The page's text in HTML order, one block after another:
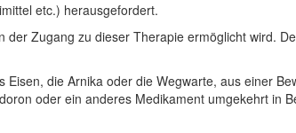
etc.) herausgefordert.
Zugang zu dieser Therapie ermöglicht wird.
die Arnika oder die Wegwarte, aus einer
oder ein anderes Medikament umgekehrt in